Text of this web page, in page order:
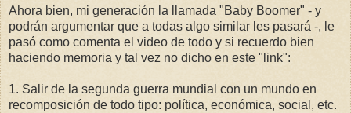
Ahora bien, mi generación la llamada "Baby Boomer" - y
podrán argumentar que a todas algo similar les pasará -, le
pasó como comenta el video de todo y si recuerdo bien
haciendo memoria y tal vez no dicho en este "link":
1. Salir de la segunda guerra mundial con un mundo en
recomposición de todo tipo: política, económica, social, etc.